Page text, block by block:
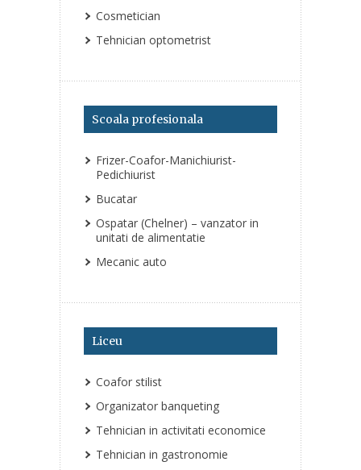
Cosmetician
Tehnician optometrist
Scoala profesionala
Frizer-Coafor-Manichiurist-
Pedichiurist
Bucatar
Ospatar (Chelner) – vanzator in
unitati de alimentatie
Mecanic auto
Liceu
Coafor stilist
Organizator banqueting
Tehnician in activitati economice
Tehnician in gastronomie